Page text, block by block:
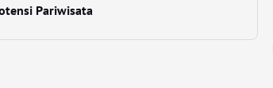
Pariwisata